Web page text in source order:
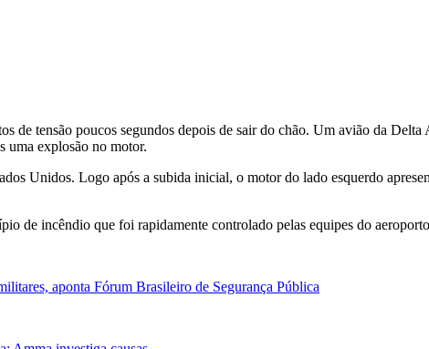
de tensão poucos segundos depois de sair do chão. Um avião da Delta
uma explosão no motor.
Unidos. Logo após a subida inicial, o motor do lado esquerdo
de incêndio que foi rapidamente controlado pelas equipes do
aponta Fórum Brasileiro de Segurança Pública